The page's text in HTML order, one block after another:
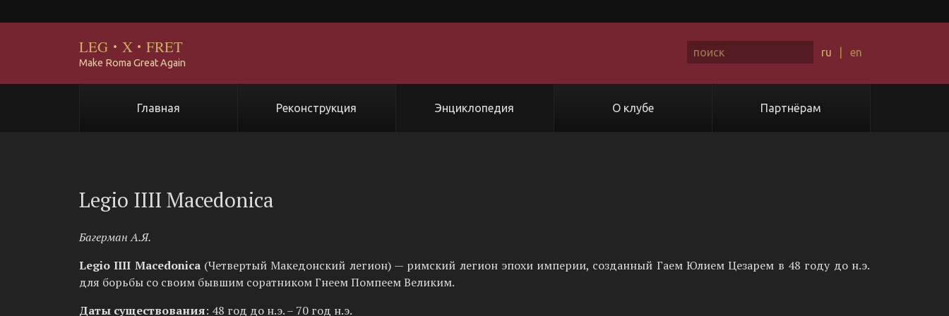
LEG · X · FRET
Make Roma Great Again
ru en
Главная Реконструкция Энциклопедия О клубе Партнёрам
Legio IIII Macedonica
Багерман А.Я.
Legio IIII Macedonica (Четвертый Македонский легион) — римский легион эпохи империи, созданный Гаем Юлием Цезарем в 48 году до н.э.
для борьбы со своим бывшим соратником Гнеем Помпеем Великим.
Даты существования: 48 год до н.э. – 70 год н.э.